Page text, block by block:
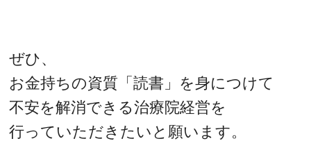
ぜひ、
お金持ちの資質「読書」を身につけて
不安を解消できる治療院経営を
行っていただきたいと願います。